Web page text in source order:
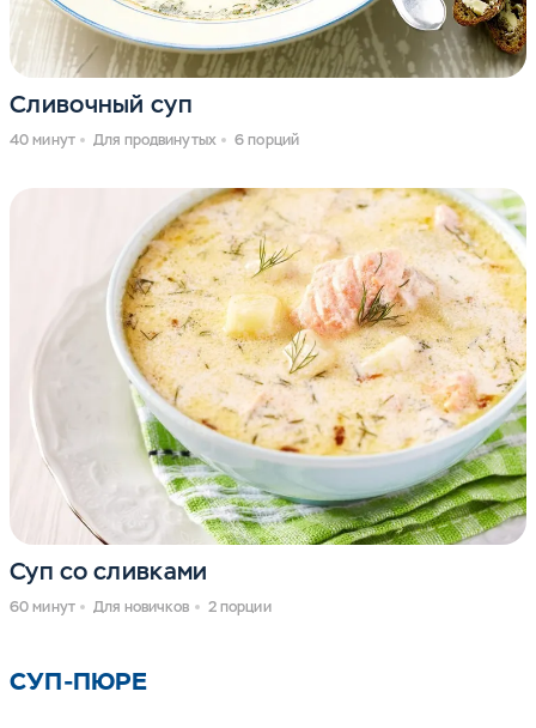
Сливочный суп
40 минут Для продвинутых 6 порций
Суп со сливками
60 минут Для новичков 2 порции
СУП-ПЮРЕ